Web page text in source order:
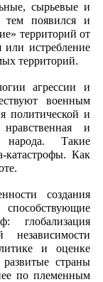
сырьевые и
тем появился и
территорий от
или истребление
территорий.
агрессии и
военным
политической и
и
народа. Такие
катастрофы. Как
создания
глобализация
и оценке
страны
по племенным